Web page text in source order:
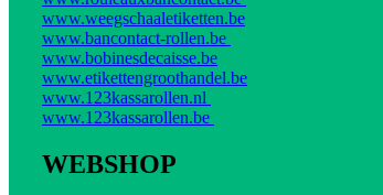
www.weegschaaletiketten.be
www.bancontact-rollen.be
www.bobinesdecaisse.be
www.etikettengroothandel.be
www.123kassarollen.nl
www.123kassarollen.be
WEBSHOP